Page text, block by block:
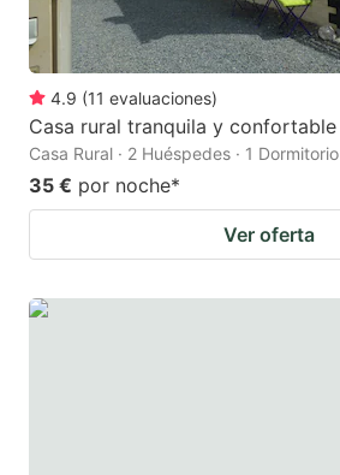
4.9 (11 evaluaciones)
Casa rural tranquila y confortable
Casa Rural · 2 Huéspedes · 1 Dormitorio
35 € por noche*
Ver oferta